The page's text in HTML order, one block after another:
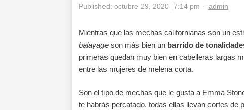
Published: octubre 29, 2020 7:14 pm Author
admin
Mientras que las mechas californianas son un
balayageson más bien un barrido de
primeras quedan muy bien en cabelleras largas
entre las mujeres de melena corta.
Son el tipo de mechas que le gusta a Emma
te habrás percatado, todas ellas llevan cortes de